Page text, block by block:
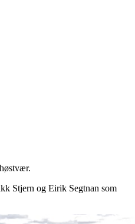
Stjern og Eirik Segtnan som